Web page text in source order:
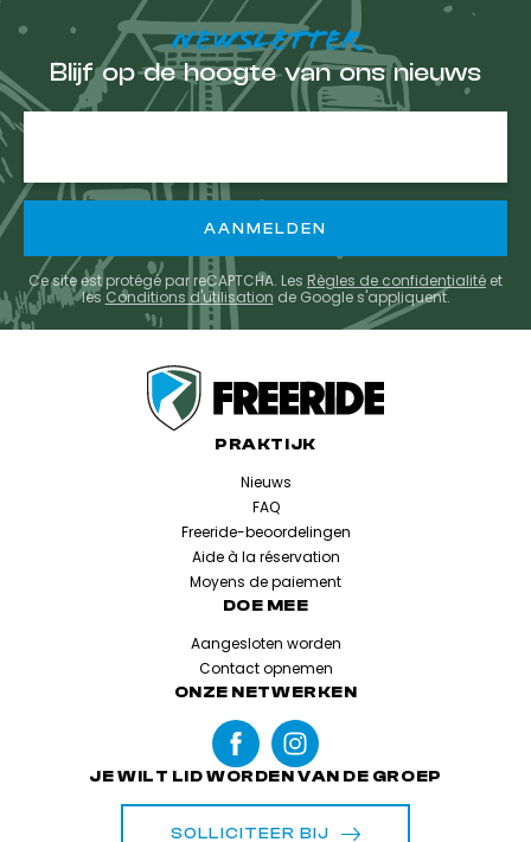
NEWSLETTER
Blijf op de hoogte van ons nieuws
Ce site est protégé par reCAPTCHA. Les Règles de confidentialité et
les Conditions d'utilisation de Google s'appliquent.
PRAKTIJK
Nieuws
FAQ
Freeride-beoordelingen
Aide à la réservation
Moyens de paiement
DOE MEE
Aangesloten worden
Contact opnemen
ONZE NETWERKEN
JE WILT LID WORDEN VAN DE GROEP
SOLLICITEER BIJ